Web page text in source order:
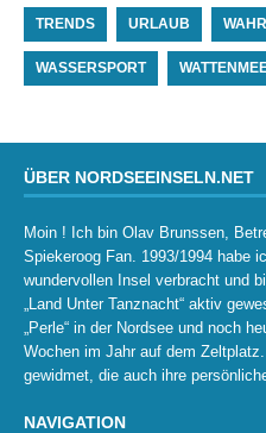
TRENDS URLAUB
WASSERSPORT
ÜBER NORDSEEINSELN.NET
Moin ! Ich bin Olav Brunssen,
Spiekeroog Fan. 1993/1994 habe
wundervollen Insel verbracht und
„Land Unter Tanznacht“ aktiv
„Perle“ in der Nordsee und noch
Wochen im Jahr auf dem
gewidmet, die auch ihre
NAVIGATION